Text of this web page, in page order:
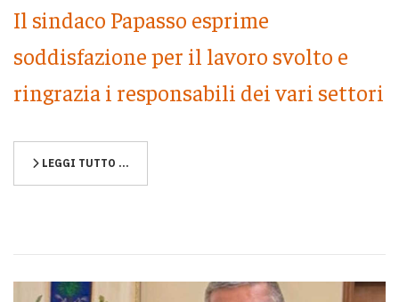
Il sindaco Papasso esprime
soddisfazione per il lavoro svolto e
ringrazia i responsabili dei vari settori
LEGGI TUTTO …